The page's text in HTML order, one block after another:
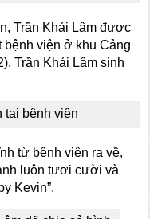
Trần Khải Lâm được
bệnh viện ở khu Cảng
Trần Khải Lâm sinh
tại bệnh viện
từ bệnh viện ra về,
luôn tươi cười và
Kevin”.